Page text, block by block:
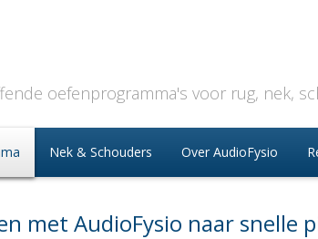
oefenprogramma's voor rug, nek,
Nek & Schouders Over AudioFysio
met AudioFysio naar snelle